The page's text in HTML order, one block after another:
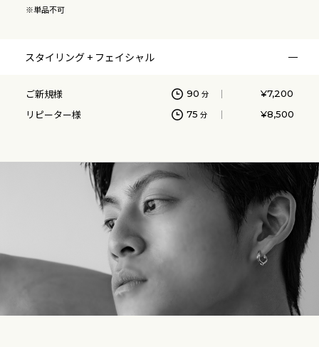
眉毛を作ってもらいました。
自分でメンテナンスし、失敗した部分もカバーしていただき
仕上がりも当初思っていたよりかっこよくしていただき大変
また伺います！
hirokiさん
男性/30代後半
接客が丁寧で安心できました。肌の乾燥度まで測ってアドバ
イスをしてくれる細かさが印象的でした。
また利用したいと思います。
※単品不可
スタイリング + フェイシャル
ご新規様 90 分 ¥7,200
リピーター様 75 分 ¥8,500